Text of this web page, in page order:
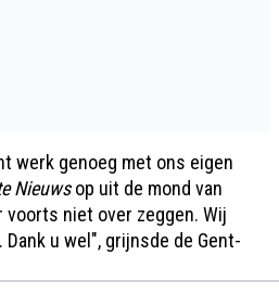
werk genoeg met ons eigen
Nieuwsop uit de mond van
voorts niet over zeggen. Wij
u wel", grijnsde de Gent-